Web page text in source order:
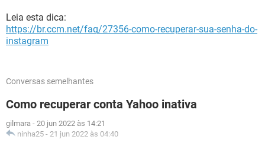
Leia esta dica:
https://br.ccm.net/faq/27356-como-recuperar-sua-senha-do-
instagram
Conversas semelhantes
Como recuperar conta Yahoo inativa
gilmara - 20 jun 2022 às 14:21
ninha25 - 21 jun 2022 às 04:40